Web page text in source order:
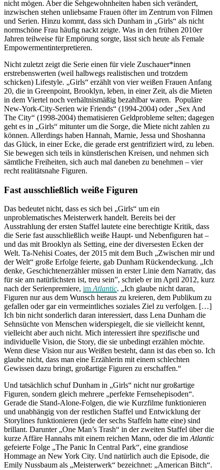
nicht mögen. Aber die Sehgewohnheiten haben sich verändert,
inzwischen stehen unliebsame Frauen öfter im Zentrum von Filmen
und Serien. Hinzu kommt, dass sich Dunham in „Girls“ als nicht
normschöne Frau häufig nackt zeigte. Was in den frühen 2010er
Jahren teilweise für Empörung sorgte, lässt sich heute als Female
Empowermentinterpretieren.
Nicht zuletzt zeigt die Serie einen für viele Zuschauer*innen
erstrebenswerten (weil halbwegs realistischen und trotzdem
schicken) Lifestyle. „Girls“ erzählt von vier weißen Frauen Anfang
20, die in Greenpoint, Brooklyn, leben, in einer Zeit, als die Mieten
in dem Viertel noch verhältnismäßig bezahlbar waren. Populäre
New-York-City-Serien wie Friends“ (1994-2004) oder „Sex And
The City“ (1998-2004) thematisieren Geldprobleme selten; dagegen
geht es in „Girls“ mitunter um die Sorge, die Miete nicht zahlen zu
können. Allerdings haben Hannah, Marnie, Jessa und Shoshanna
das Glück, in einer Ecke, die gerade erst gentrifiziert wird, zu leben.
Sie bewegen sich teils in künstlerischen Kreisen, und nehmen sich
sämtliche Freiheiten, sich auch mal daneben zu benehmen – vier
recht realitätsnahe Figuren.
Fast ausschließlich weiße Figuren
Das bedeutet nicht, dass es sich bei „Girls“ um ein
unproblematisches Meisterwerk handelt. Bereits bei der
Ausstrahlung der ersten Staffel lautete eine berechtigte Kritik, dass
die Serie fast ausschließlich weiße Haupt- und Nebenfiguren hat –
und das mit Brooklyn als Setting, eine der diversesten Ecken der
Welt. Ta-Nehisi Coates, der 2015 mit dem Buch „Zwischen mir und
der Welt“ große Erfolge feierte, gab Dunham Rückendeckung. „Ich
denke, Geschichtenerzähler müssen in erster Linie dem Narrativ, das
für sie am natürlichsten ist, treu sein”, schrieb er im April 2012, kurz
nach der Serienpremiere, im Atlantic. „Ich glaube nicht daran,
Figuren nur aus dem Wunsch heraus zu kreieren, dem Publikum zu
gefallen oder gar ein vermeintliches soziales Ziel zu verfolgen. […]
Ich bin nicht sonderlich daran interessiert, dass Lena Dunham die
Sehnsüchte von Menschen widerspiegelt, die sie vielleicht kennt,
vielleicht aber auch nicht. Mich interessiert ihre spezifische und
individuelle Vision, die Story, die sie unbedingt erzählen möchte.
Wenn diese Vision nur aus Weißen besteht, dann ist das eben so. Ich
glaube nicht, dass man eine Erzählerin mit einem schlechten
Gewissen dazu bringt, großartige Figuren zu erschaffen.“
Und tatsächlich schuf Dunham in „Girls“ nicht nur großartige
Figuren, sondern gleich mehrere „perfekte Fernsehepisoden“.
Gerade die Stand-Alone-Folgen, die wie Kurzfilme funktionieren
und unabhängig von der restlichen Staffel und Entwicklung der
Storylines funktionieren (jede der sechs Staffeln hatte eine) sind
brillant. Darunter „One Man’s Trash“ in der zweiten Staffel über die
kurze Affäre Hannahs mit einem reichen Mann, oder die im Atlantic
gefeierte Folge „The Panic In Central Park“, eine grandiose
Hommage an New York City. Und natürlich auch die Episode, die
Emily Nussbaum als „Meisterwerk“ bezeichnet: „American Bitch“.